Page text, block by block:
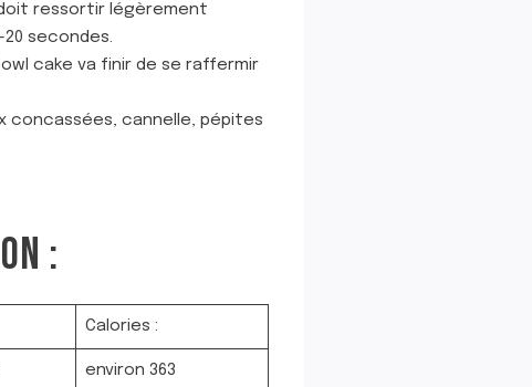
ressortir légèrement
secondes.
cake va finir de se raffermir
concassées, cannelle, pépites
:
Calories :
environ 363